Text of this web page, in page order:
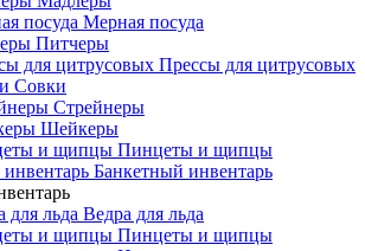
Мерная посуда
Питчеры
Прессы для цитрусовых
Совки
Стрейнеры
Шейкеры
Пинцеты и щипцы
Банкетный инвентарь
Ведра для льда
Пинцеты и щипцы